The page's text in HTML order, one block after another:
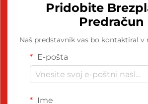
Pridobite
Predračun
Naš predstavnik vas bo kontaktiral v
E-pošta
Ime